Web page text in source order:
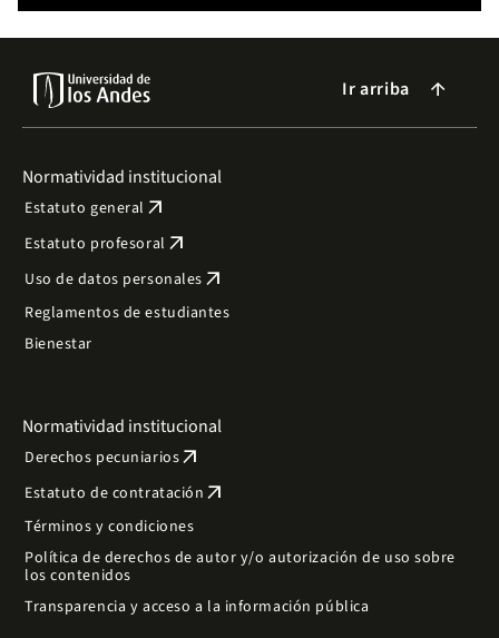
Ir arriba arrow_forward
Normatividad institucional
Estatuto general arrow_outward
Estatuto profesoral arrow_outward
Uso de datos personales arrow_outward
Reglamentos de estudiantes
Bienestar
Normatividad institucional
Derechos pecuniariosarrow_outward
Estatuto de contratación arrow_outward
Términos y condiciones
Política de derechos de autor y/o autorización de uso sobre
los contenidos
Transparencia y acceso a la información pública